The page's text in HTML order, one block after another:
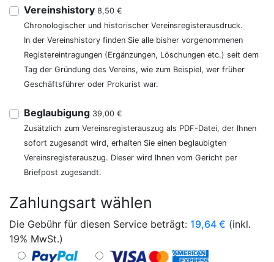
Vereinshistory 8,50 €
Chronologischer und historischer Vereinsregisterausdruck.
In der Vereinshistory finden Sie alle bisher vorgenommenen
Registereintragungen (Ergänzungen, Löschungen etc.) seit dem
Tag der Gründung des Vereins, wie zum Beispiel, wer früher
Geschäftsführer oder Prokurist war.
Beglaubigung 39,00 €
Zusätzlich zum Vereinsregisterauszug als PDF-Datei, der Ihnen
sofort zugesandt wird, erhalten Sie einen beglaubigten
Vereinsregisterauszug. Dieser wird Ihnen vom Gericht per
Briefpost zugesandt.
Zahlungsart wählen
Die Gebühr für diesen Service beträgt: 19,64 € (inkl.
19% MwSt.)